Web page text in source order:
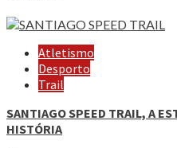
Atletismo
Desporto
Trail
SANTIAGO SPEED TRAIL, A
HISTÓRIA